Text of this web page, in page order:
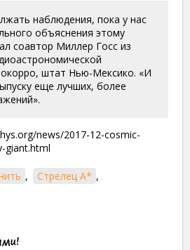
наблюдения, пока у нас
объяснения этому
соавтор Миллер Госс из
штат Нью-Мексико. «И
еще лучших, более
news/2017-12-cosmic-
giant.html
, Стрелец A* ,